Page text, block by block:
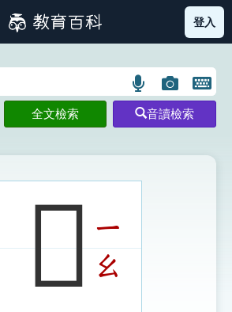
畫索引圖示 部首索引表圖示
登入
語
言
搜
示
圖
片
搜
開
鍵
圖
全文檢索 音讀檢索
𦔷ㄧ
ㄠ